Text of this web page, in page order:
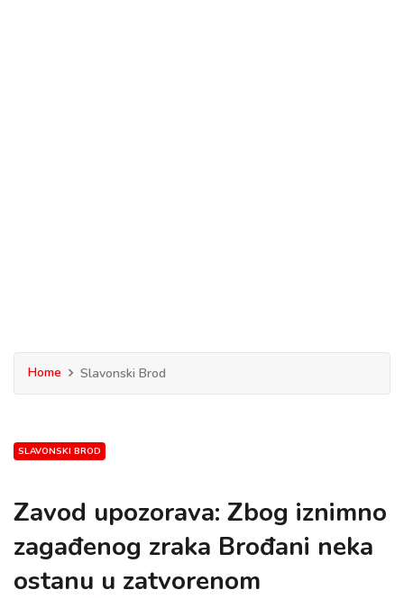
Home Slavonski Brod
SLAVONSKI BROD
Zavod upozorava: Zbog iznimno
zagađenog zraka Brođani neka
ostanu u zatvorenom